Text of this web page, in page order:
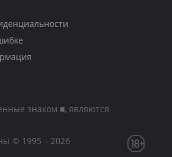
знаком ■, являются
© 1995 – 2026